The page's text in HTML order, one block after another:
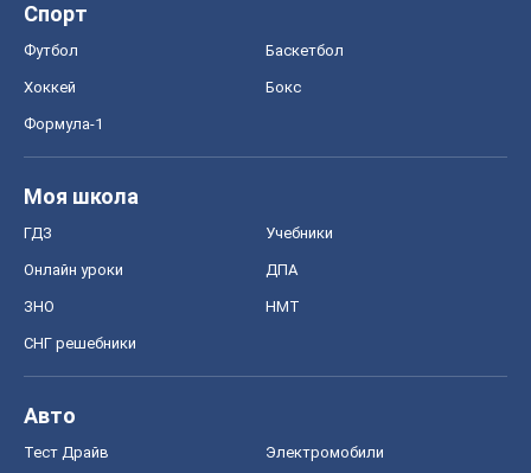
Спорт
Футбол Баскетбол
Хоккей Бокс
Формула-1
Моя школа
ГДЗ Учебники
Онлайн уроки ДПА
ЗНО НМТ
СНГ решебники
Авто
Тест Драйв Электромобили